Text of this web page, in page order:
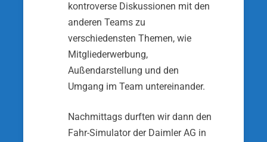
kontroverse Diskus­sionen mit den
anderen Teams zu
verschiedensten Themen, wie
Mitgliederwerbung,
Außendarstellung und den
Umgang im Team untereinander.
Nachmittags durften wir dann den
Fahr-Simulator der Daimler AG in